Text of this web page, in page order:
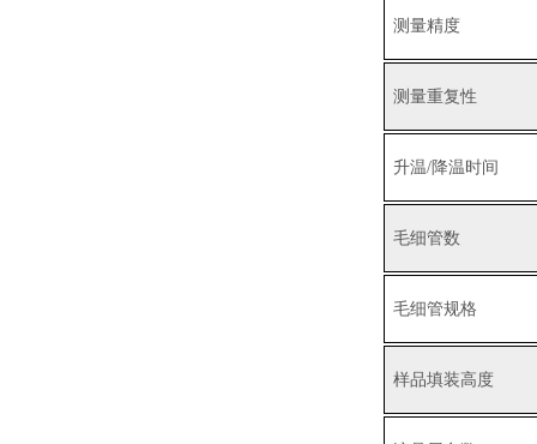
测量精度
测量重复性
升温/降温时间
毛细管数
毛细管规格
样品填装高度